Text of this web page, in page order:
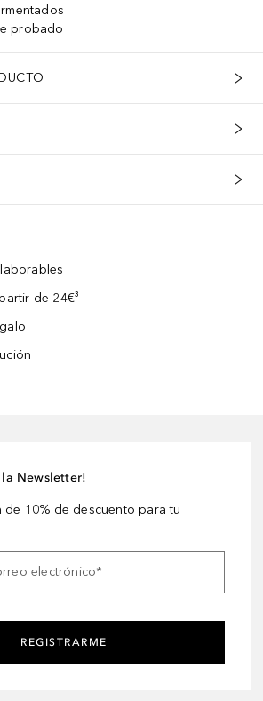
probado
de 24€³
la Newsletter!
de 10% de descuento para tu
electrónico*
REGISTRARME